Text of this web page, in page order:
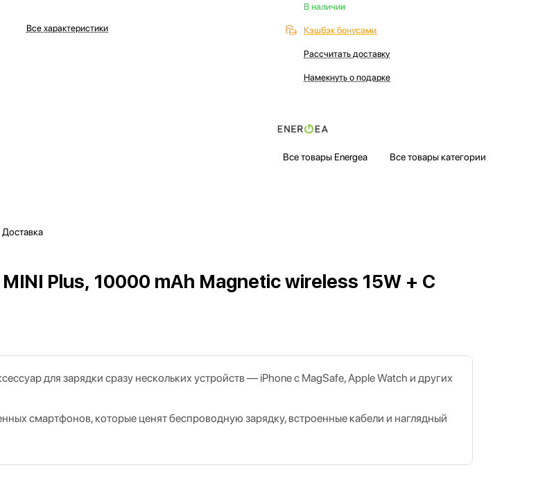
Все характеристики
В наличии
Кэшбэк бонусами
Рассчитать доставку
Намекнуть о подарке
Все товары Energea Все товары категории
Доставка
Plus, 10000 mAh Magnetic wireless 15W + C
для зарядки сразу нескольких устройств — iPhone с MagSafe, Apple Watch и других
смартфонов, которые ценят беспроводную зарядку, встроенные кабели и наглядный